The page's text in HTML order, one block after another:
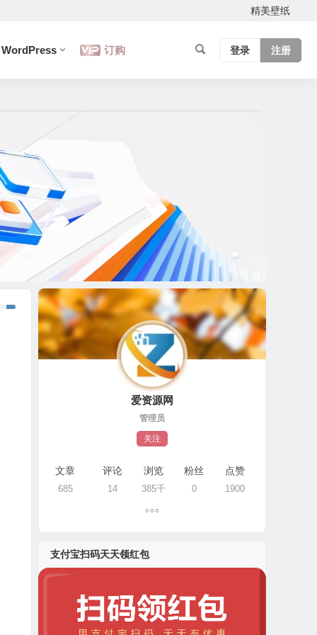
精美壁纸
WordPress 订购 登录 注册
爱资源网
管理员
关注
文章
685
评论
14
浏览
385千
粉丝
0
点赞
1900
支付宝扫码天天领红包